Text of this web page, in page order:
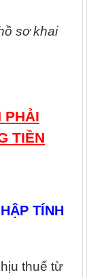
sơ khai
PHẢI
TIỀN
TÍNH
thuế từ